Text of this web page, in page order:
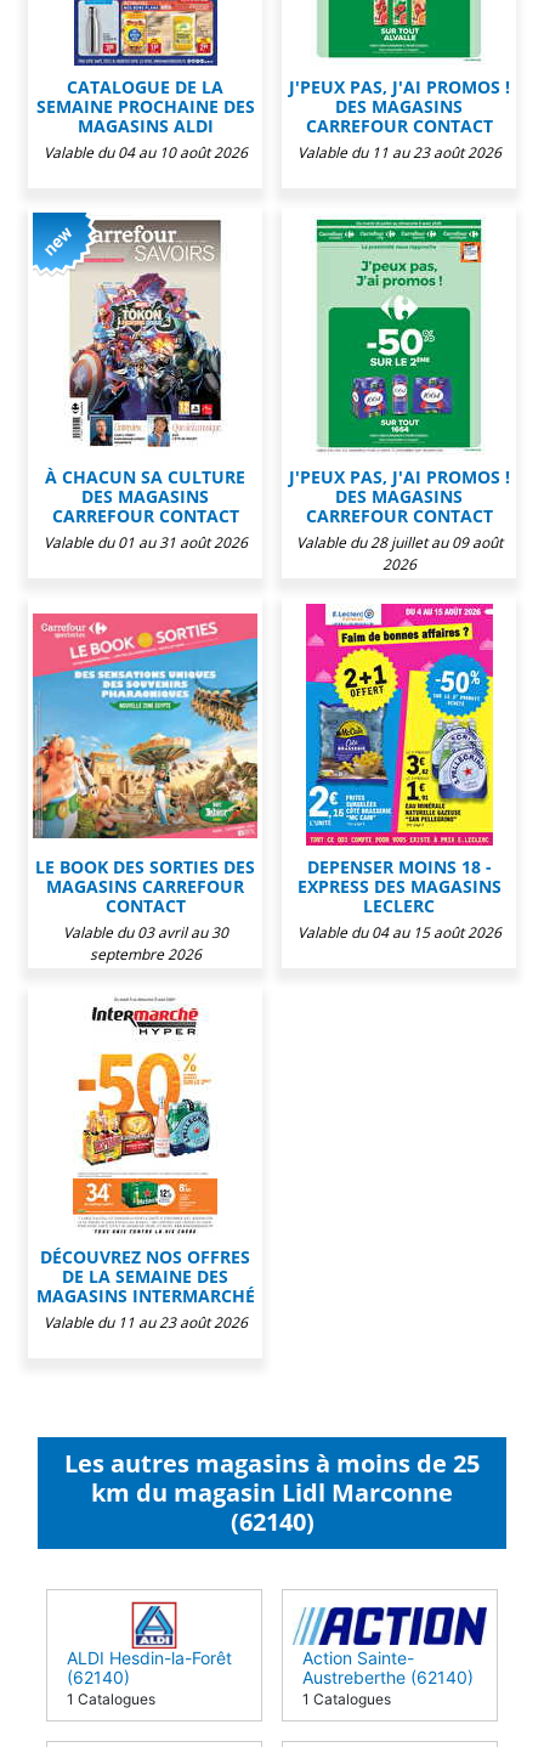
CATALOGUE DE LA
SEMAINE PROCHAINE DES
MAGASINS ALDI
Valable du 04 au 10 août 2026
J'PEUX PAS, J'AI PROMOS !
DES MAGASINS
CARREFOUR CONTACT
Valable du 11 au 23 août 2026
À CHACUN SA CULTURE
DES MAGASINS
CARREFOUR CONTACT
Valable du 01 au 31 août 2026
J'PEUX PAS, J'AI PROMOS !
DES MAGASINS
CARREFOUR CONTACT
Valable du 28 juillet au 09 août
2026
LE BOOK DES SORTIES DES
MAGASINS CARREFOUR
CONTACT
Valable du 03 avril au 30
septembre 2026
DEPENSER MOINS 18 -
EXPRESS DES MAGASINS
LECLERC
Valable du 04 au 15 août 2026
DÉCOUVREZ NOS OFFRES
DE LA SEMAINE DES
MAGASINS INTERMARCHÉ
Valable du 11 au 23 août 2026
Les autres magasins à moins de 25
km du magasin Lidl Marconne
(62140)
ALDI Hesdin-la-Forêt
(62140)
1 Catalogues
Action Sainte-
Austreberthe (62140)
1 Catalogues